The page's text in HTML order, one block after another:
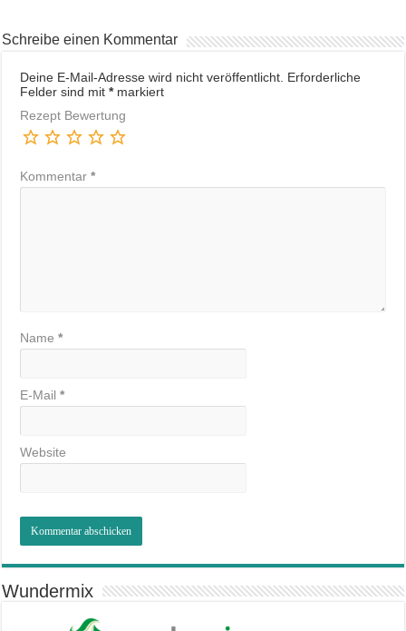
Schreibe einen Kommentar
Deine E-Mail-Adresse wird nicht veröffentlicht. Erforderliche
Felder sind mit*markiert
Rezept Bewertung
Kommentar*
Name*
E-Mail*
Website
Wundermix